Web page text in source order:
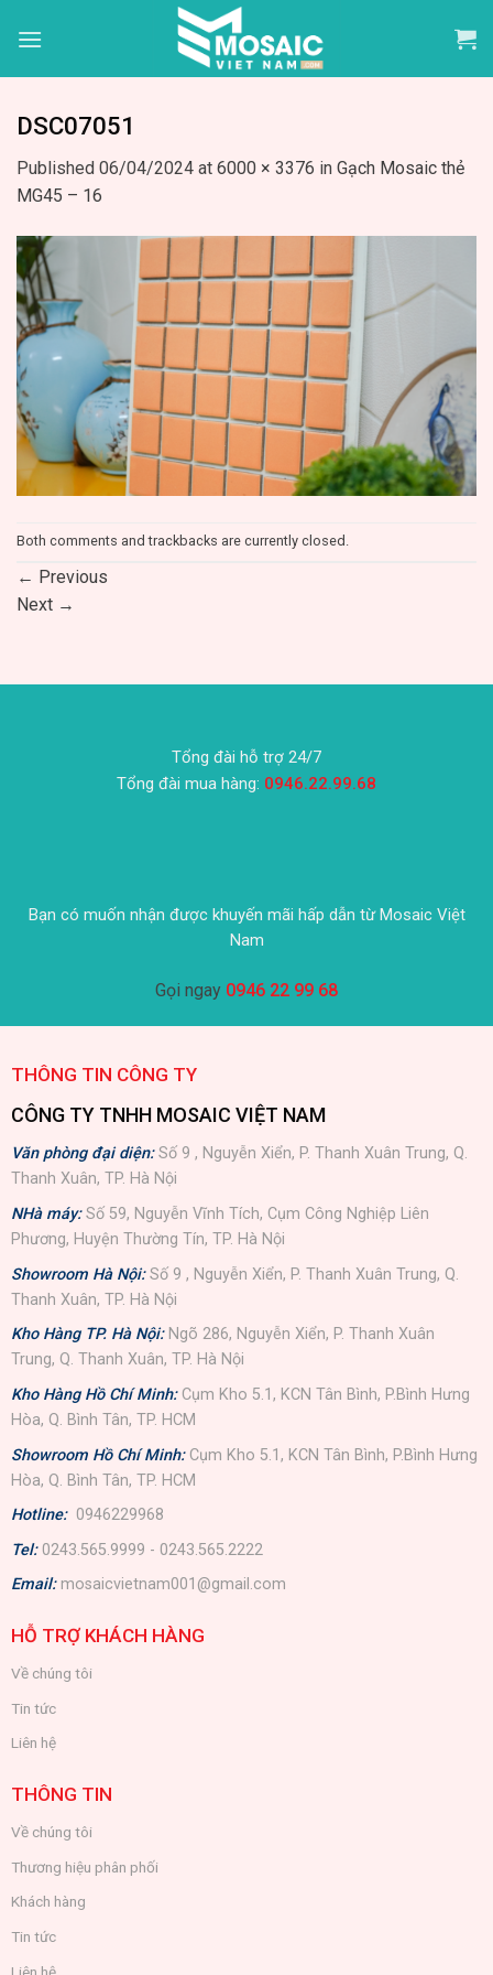
DSC07051
Published 06/04/2024 at 6000 × 3376 in Gạch Mosaic thẻ
MG45 – 16
Both comments and trackbacks are currently closed.
← Previous
Next →
Tổng đài hỗ trợ 24/7
Tổng đài mua hàng: 0946.22.99.68
Bạn có muốn nhận được khuyến mãi hấp dẫn từ Mosaic Việt
Nam
Gọi ngay 0946 22 99 68
THÔNG TIN CÔNG TY
CÔNG TY TNHH MOSAIC VIỆT NAM
Văn phòng đại diện:Số 9 , Nguyễn Xiển, P. Thanh Xuân Trung, Q.
Thanh Xuân, TP. Hà Nội
NHà máy: Số 59, Nguyễn Vĩnh Tích, Cụm Công Nghiệp Liên
Phương, Huyện Thường Tín, TP. Hà Nội
Showroom Hà Nội: Số 9 , Nguyễn Xiển, P. Thanh Xuân Trung, Q.
Thanh Xuân, TP. Hà Nội
Kho Hàng TP. Hà Nội: Ngõ 286, Nguyễn Xiển, P. Thanh Xuân
Trung, Q. Thanh Xuân, TP. Hà Nội
Kho Hàng Hồ Chí Minh: Cụm Kho 5.1, KCN Tân Bình, P.Bình Hưng
Hòa, Q. Bình Tân, TP. HCM
Showroom Hồ Chí Minh: Cụm Kho 5.1, KCN Tân Bình, P.Bình Hưng
Hòa, Q. Bình Tân, TP. HCM
Hotline: 0946229968
Tel: 0243.565.9999 - 0243.565.2222
Email: mosaicvietnam001@gmail.com
HỖ TRỢ KHÁCH HÀNG
Về chúng tôi
Tin tức
Liên hệ
THÔNG TIN
Về chúng tôi
Thương hiệu phân phối
Khách hàng
Tin tức
Liên hệ